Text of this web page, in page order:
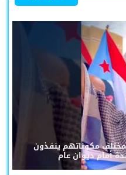
مكوناتهم ينفذون
أمام ديوان عام